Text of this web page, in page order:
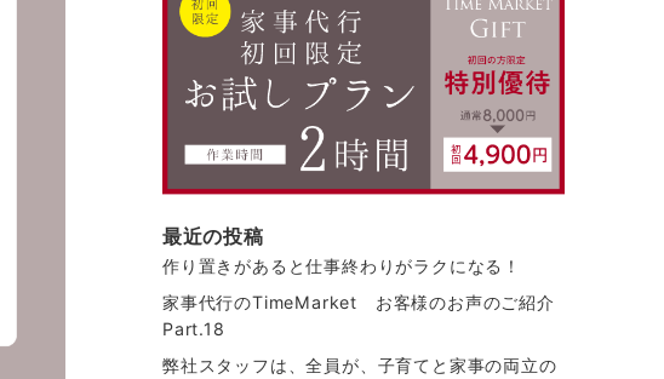
最近の投稿
作り置きがあると仕事終わりがラクになる！
家事代行のTimeMarket お客様のお声のご紹介
Part.18
弊社スタッフは、全員が、子育てと家事の両立の